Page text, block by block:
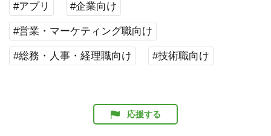
#アプリ #企業向け
#営業・マーケティング職向け
#総務・人事・経理職向け #技術職向け
応援する